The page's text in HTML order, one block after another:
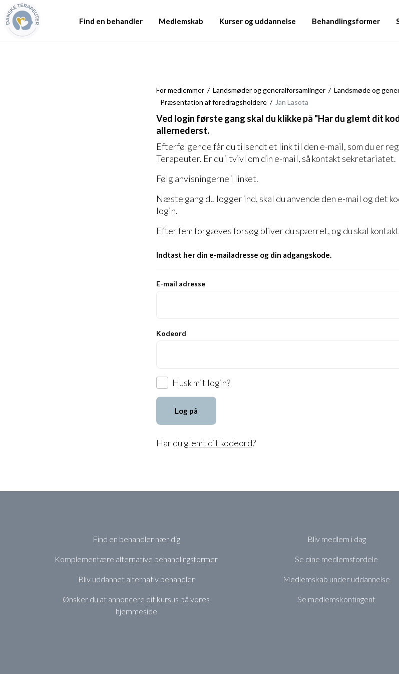
Find en behandler Medlemskab Kurser og uddannelse Behandlingsformer
For medlemmer Landsmøder og generalforsamlinger
Landsmøde og
Præsentation af foredragsholdere
Jan Lasota
Ved login første gang skal du klikke på "Har du glemt dit
allernederst.
Efterfølgende får du tilsendt et link til den e-mail, som du er
Terapeuter. Er du i tvivl om din e-mail, så kontakt sekretariatet.
Følg anvisningerne i linket.
Næste gang du logger ind, skal du anvende den e-mail og det
login.
Efter fem forgæves forsøg bliver du spærret, og du skal
Indtast her din e-mailadresse og din adgangskode.
E-mail adresse
Kodeord
Husk mit login?
Log på
Har du glemt dit kodeord?
Find en behandler nær dig
Komplementære alternative behandlingsformer
Bliv uddannet alternativ behandler
Ønsker du at annoncere dit kursus på vores
hjemmeside
Bliv medlem i dag
Se dine medlemsfordele
Medlemskab under uddannelse
Se medlemskontingent